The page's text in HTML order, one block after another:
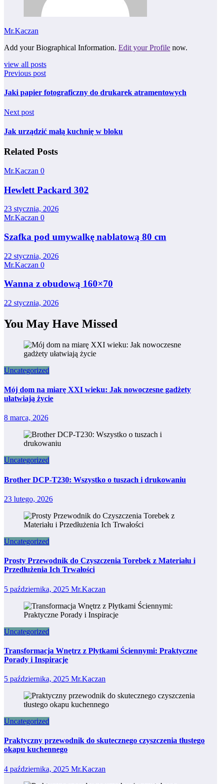
Mr.Kaczan
Add your Biographical Information. Edit your Profile now.
view all posts
Previous post
Jaki papier fotograficzny do drukarek atramentowych
Next post
Jak urządzić małą kuchnię w bloku
Related Posts
Mr.Kaczan 0
Hewlett Packard 302
23 stycznia, 2026
Mr.Kaczan 0
Szafka pod umywalkę nablatową 80 cm
22 stycznia, 2026
Mr.Kaczan 0
Wanna z obudową 160×70
22 stycznia, 2026
You May Have Missed
Uncategorized
Mój dom na miarę XXI wieku: Jak nowoczesne gadżety
ułatwiają życie
8 marca, 2026
Uncategorized
Brother DCP-T230: Wszystko o tuszach i drukowaniu
23 lutego, 2026
Uncategorized
Prosty Przewodnik do Czyszczenia Torebek z Materiału i
Przedłużenia Ich Trwałości
5 października, 2025 Mr.Kaczan
Uncategorized
Transformacja Wnętrz z Płytkami Ściennymi: Praktyczne
Porady i Inspiracje
5 października, 2025 Mr.Kaczan
Uncategorized
Praktyczny przewodnik do skutecznego czyszczenia tłustego
okapu kuchennego
4 października, 2025 Mr.Kaczan